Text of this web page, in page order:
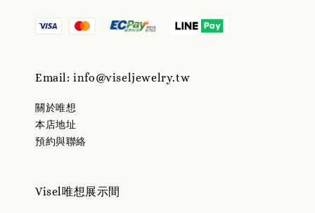
Email: info@viseljewelry.tw
關於唯想
本店地址
預約與聯絡
Visel唯想展示間